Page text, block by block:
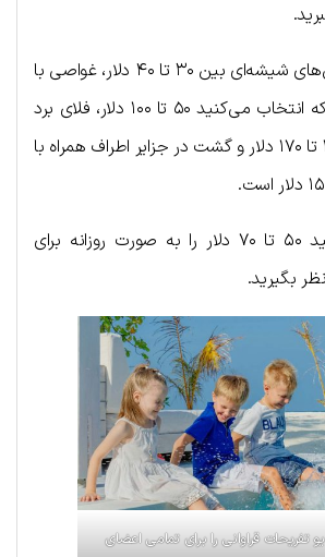
هزینه گشت با قایق‌های شیشه‌ای بین ۳۰ تا ۴۰ دلار، غواصی با
توجه به عمق آبی که انتخاب می‌کنید ۵۰ تا ۱۰۰ دلار، فلای برد
با توجه به زمان ۱۲۰ تا ۱۷۰ دلار و گشت در جزایر اطراف همراه با
در مجموع می‌توانید ۵۰ تا ۷۰ دلار را به صورت روزانه برای
بگیرید.
تفریحات قراوانی را برای تمامی اعضای